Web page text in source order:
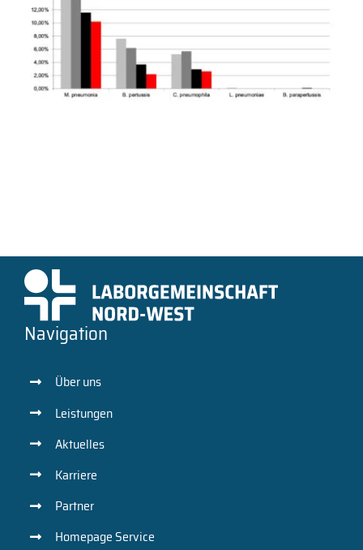
Navigation
Über uns
Leistungen
Aktuelles
Karriere
Partner
Homepage Service